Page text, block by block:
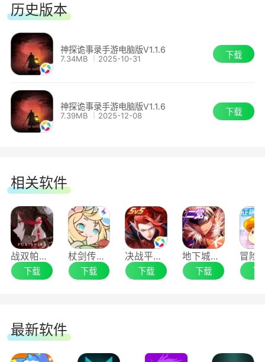
历史版本
神探诡事录手游电脑版V1.1.6
7.34MB 2025-10-31 下载
神探诡事录手游电脑版V1.1.6
7.39MB 2025-12-08 下载
相关软件
战双帕弥什手游电脑版
下载
杖剑传说游电脑版
下载
决战平安京手游电脑版
下载
地下城与勇士：起源手游电脑版
下载 下
最新软件